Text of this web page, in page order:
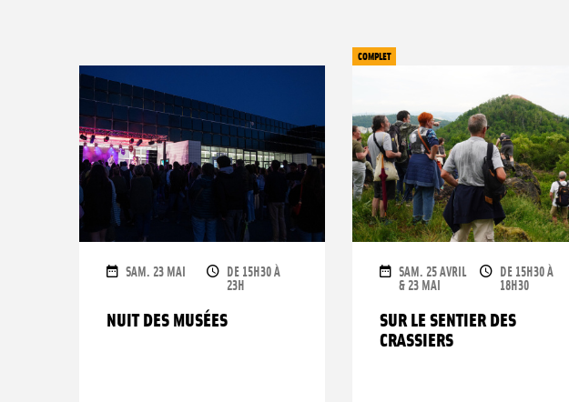
NUIT DES MUSÉES
DATES
SAM. 23 MAI OPENING TIMES
DE 15H30 À
23H
COMPLET
SUR LE SENTIER DES
CRASSIERS
DATES
SAM. 25 AVRIL
& 23 MAI
OPENING TIMES
DE 15H30 À
18H30